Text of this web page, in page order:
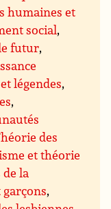
humaines et
social,
futur,
légendes,
,
des
et théorie
la
,